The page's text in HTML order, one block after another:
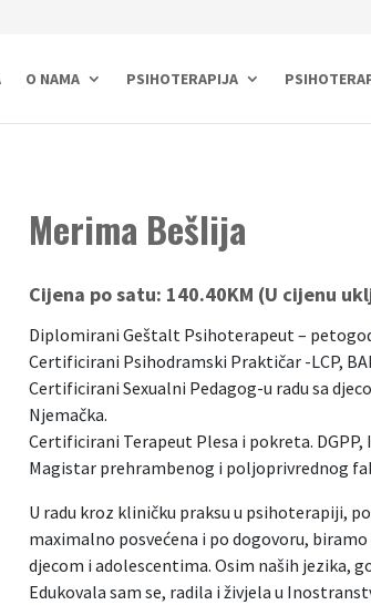
O NAMA PSIHOTERAPIJA
Merima Bešlija
Cijena po satu: 140.40KM (U cijenu
Diplomirani Geštalt Psihoterapeut –
Certificirani Psihodramski Praktičar -LCP,
Certificirani Sexualni Pedagog-u radu sa
Njemačka.
Certificirani Terapeut Plesa i pokreta. DGPP,
Magistar prehrambenog i poljoprivrednog
U radu kroz kliničku praksu u psihoterapiji,
maximalno posvećena i po dogovoru,
djecom i adolescentima. Osim naših jezika,
Edukovala sam se, radila i živjela u